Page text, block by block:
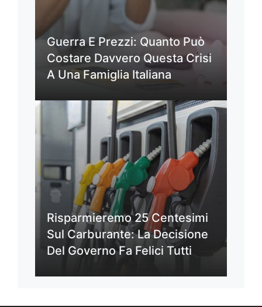
Guerra E Prezzi: Quanto Può
Costare Davvero Questa Crisi
A Una Famiglia Italiana
Risparmieremo 25 Centesimi
Sul Carburante: La Decisione
Del Governo Fa Felici Tutti